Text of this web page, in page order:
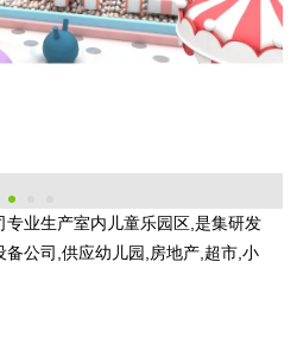
专业生产室内儿童乐园区,是集研发
公司,供应幼儿园,房地产,超市,小